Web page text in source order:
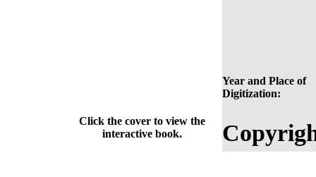
Year and Place of
Digitization:
Click the cover to view the
interactive book.